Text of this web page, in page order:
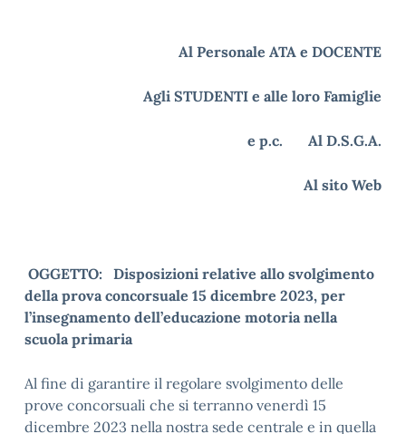
Al Personale ATA e DOCENTE
Agli STUDENTI e alle loro Famiglie
e p.c. Al D.S.G.A.
Al sito Web
OGGETTO: Disposizioni relative allo svolgimento
della prova concorsuale 15 dicembre 2023, per
l’insegnamento dell’educazione motoria nella
scuola primaria
Al fine di garantire il regolare svolgimento delle
prove concorsuali che si terranno venerdì 15
dicembre 2023 nella nostra sede centrale e in quella